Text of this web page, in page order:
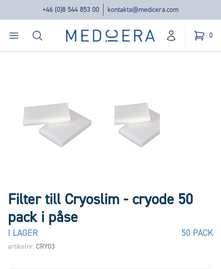
+46 (0)8 544 853 00 kontakta@medicera.com
Öppna menyn
Sök Medicera | New Medic Era AB konto Kundvagn
0
varor i
Filter till Cryoslim - cryode 50
pack i påse
I LAGER 50 PACK
artikelnr. CRY03